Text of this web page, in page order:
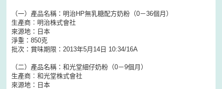
（一）產品名稱：明治HP無乳糖配方奶粉（0－36個月）
生產商︰明治株式會社
來源地：日本
淨重：850克
批次：賞味期限：2013年5月14日 10:34/16A
（二）產品名稱：和光堂細仔奶粉（0－9個月）
生產商︰和光堂株式會社
來源地：日本